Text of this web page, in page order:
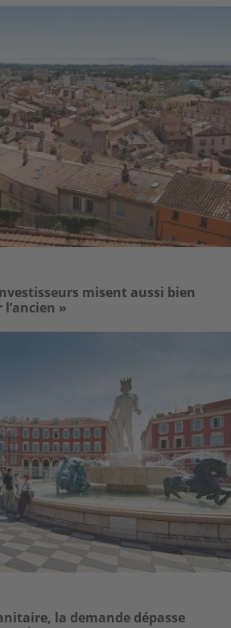
misent aussi bien
»
la demande dépasse